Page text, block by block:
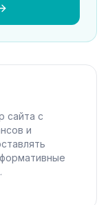
сайта с
и